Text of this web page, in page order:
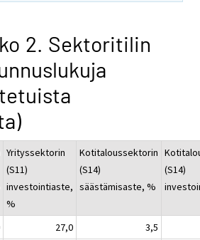
2. Sektoritilin
Yrityssektorin
(S11)
investointiaste,
%
Kotitaloussektorin
(S14)
säästämisaste, %
(S14)
27,0
3,5